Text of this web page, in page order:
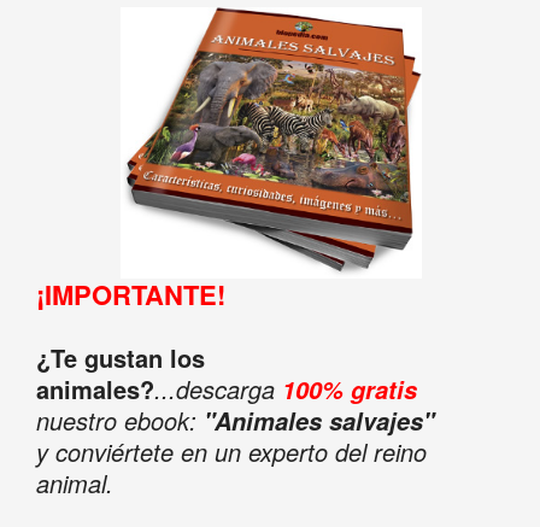
¡IMPORTANTE!
¿Te gustan los
animales?...descarga 100% gratis
nuestro ebook: "Animales salvajes"
y conviértete en un experto del reino
animal.